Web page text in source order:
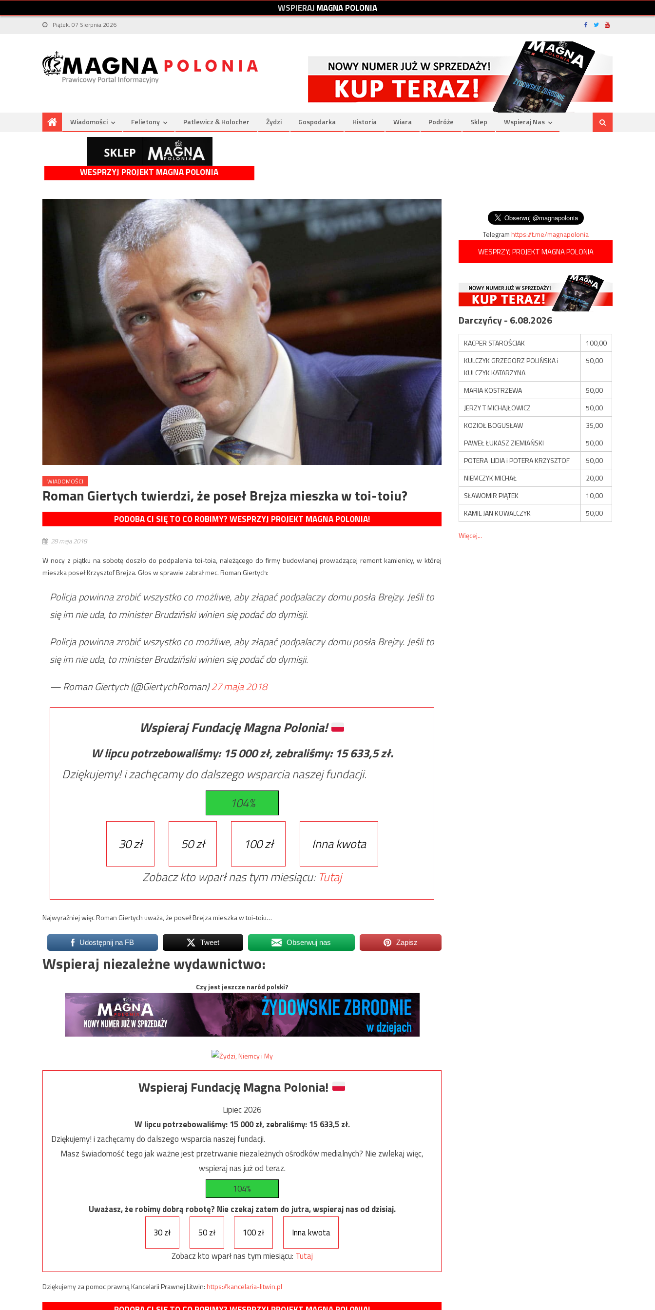
WSPIERAJMAGNAPOLONIA
Piątek, 07 Sierpnia 2026
Wiadomości Felietony Patlewicz & Holocher Żydzi Gospodarka Historia Wiara Podróże Sklep Wspieraj Nas
WESPRZYJ PROJEKT MAGNA POLONIA
WIADOMOŚCI
Roman Giertych twierdzi, że poseł Brejza mieszka w toi-toiu?
PODOBA CI SIĘ TO CO ROBIMY? WESPRZYJ PROJEKT MAGNA POLONIA!
28 maja 2018
W nocy z piątku na sobotę doszło do podpalenia toi-toia, należącego do firmy budowlanej prowadzącej remont kamienicy, w której
mieszka poseł Krzysztof Brejza. Głos w sprawie zabrał mec. Roman Giertych:
Policja powinna zrobić wszystko co możliwe, aby złapać podpalaczy domu posła Brejzy. Jeśli to
się im nie uda, to minister Brudziński winien się podać do dymisji.
Policja powinna zrobić wszystko co możliwe, aby złapać podpalaczy domu posła Brejzy. Jeśli to
się im nie uda, to minister Brudziński winien się podać do dymisji.
— Roman Giertych (@GiertychRoman)27 maja 2018
Wspieraj Fundację Magna Polonia!
W lipcu potrzebowaliśmy: 15 000zł, zebraliśmy: 15 633,5zł.
Dziękujemy! i zachęcamy do dalszego wsparcia naszej fundacji.
104%
30 zł 50 zł 100 zł
Inna kwota
Zobacz kto wparł nas tym miesiącu: Tutaj
Najwyraźniej więc Roman Giertych uważa, że poseł Brejza mieszka w toi-toiu…
Udostępnij na FB Tweet Obserwuj nas Zapisz
Wspieraj niezależne wydawnictwo:
Czy jest jeszcze naród polski?
Wspieraj Fundację Magna Polonia!
Lipiec 2026
W lipcu potrzebowaliśmy:15 000zł, zebraliśmy:15 633,5zł.
Dziękujemy! i zachęcamy do dalszego wsparcia naszej fundacji.
Masz świadomość tego jak ważne jest przetrwanie niezależnych ośrodków medialnych? Nie zwlekaj więc,
wspieraj nas już od teraz.
104%
Uważasz, że robimy dobrą robotę? Nie czekaj zatem do jutra, wspieraj nas od dzisiaj.
30 zł
50 zł 100 zł
Inna kwota
Zobacz kto wparł nas tym miesiącu: Tutaj
Dziękujemy za pomoc prawną Kancelarii Prawnej Litwin:https://kancelaria-litwin.pl
Telegramhttps://t.me/magnapolonia
WESPRZYJ PROJEKT MAGNA POLONIA
Darczyńcy - 6.08.2026
KACPER STAROŚCIAK
100,00
KULCZYK GRZEGORZ POLIŃSKA i
KULCZYK KATARZYNA
50,00
MARIA KOSTRZEWA
50,00
JERZY T MICHAJŁOWICZ
50,00
KOZIOŁ BOGUSŁAW
35,00
PAWEŁ ŁUKASZ ZIEMIAŃSKI
50,00
POTERA LIDIA i POTERA KRZYSZTOF
50,00
NIEMCZYK MICHAŁ
20,00
SŁAWOMIR PIĄTEK
10,00
KAMIL JAN KOWALCZYK
50,00
Więcej...